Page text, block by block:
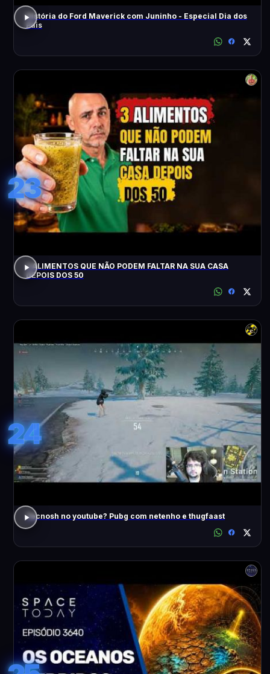
História do Ford Maverick com Juninho - Especial Dia dos
Pais
23
3 ALIMENTOS QUE NÃO PODEM FALTAR NA SUA CASA
DEPOIS DOS 50
24
Tecnosh no youtube? Pubg com netenho e thugfaast